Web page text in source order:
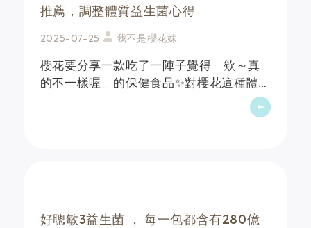
推薦，調整體質益生菌心得
2025-07-25 我不是櫻花妹
櫻花要分享一款吃了一陣子覺得「欸～真
的不一樣喔」的保健食品✨對櫻花這種體質
比較細緻（？）又每到換季就超級需要衛
生紙支援的人來說從小補充益生菌早就是
好聰敏3益生菌 ， 每一包都含有280億